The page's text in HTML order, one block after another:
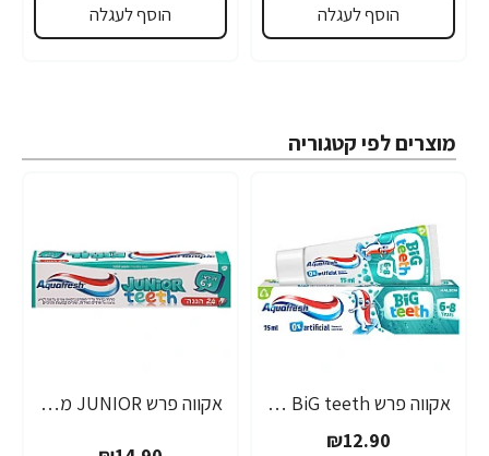
הוסף לעגלה הוסף לעגלה
מוצרים לפי קטגוריה
אקווה פרש BiG teeth משחת שיניים לילדים לגילאי 6-8 שנים - 50 מ"ל
₪12.90
אקווה פרש JUNIOR משחת שיניים לילדים +6 - 50 מ"ל